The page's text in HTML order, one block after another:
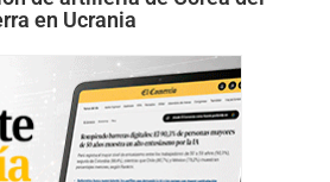
en Ucrania